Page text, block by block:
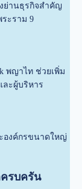
ย่านธุรกิจสำคัญ
ะราม 9
พญาไท ช่วยเพิ่ม
ละผู้บริหาร
องค์กรขนาดใหญ่
รบครัน